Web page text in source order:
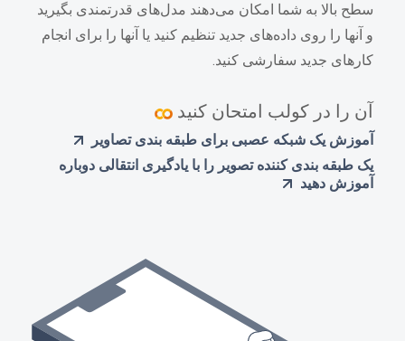
سطح بالا به شما امکان می‌دهند مدل‌های قدرتمندی بگیرید
و آنها را روی داده‌های جدید تنظیم کنید یا آنها را برای انجام
کارهای جدید سفارشی کنید.
آن را در کولب امتحان کنید
آموزش یک شبکه عصبی برای طبقه بندی تصاویر
یک طبقه بندی کننده تصویر را با یادگیری انتقالی دوباره
آموزش دهید